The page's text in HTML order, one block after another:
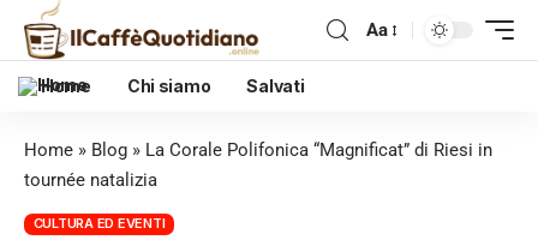
Aa
Home Chi siamo Salvati
Home » Blog » La Corale Polifonica “Magnificat” di Riesi in
tournée natalizia
CULTURA ED EVENTI